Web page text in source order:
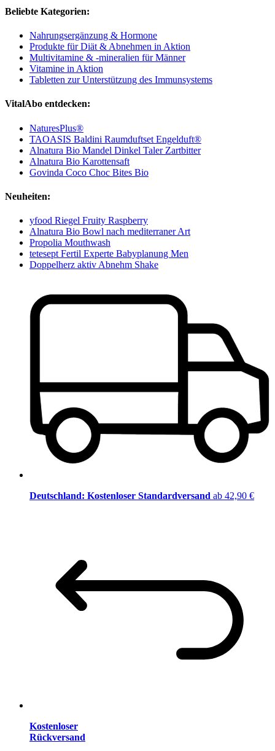
Beliebte Kategorien:
Nahrungsergänzung & Hormone
Produkte für Diät & Abnehmen in Aktion
Multivitamine & -mineralien für Männer
Vitamine in Aktion
Tabletten zur Unterstützung des Immunsystems
VitalAbo entdecken:
NaturesPlus®
TAOASIS Baldini Raumduftset Engelduft®
Alnatura Bio Mandel Dinkel Taler Zartbitter
Alnatura Bio Karottensaft
Govinda Coco Choc Bites Bio
Neuheiten:
yfood Riegel Fruity Raspberry
Alnatura Bio Bowl nach mediterraner Art
Propolia Mouthwash
tetesept Fertil Experte Babyplanung Men
Doppelherz aktiv Abnehm Shake
Deutschland: Kostenloser Standardversand ab 42,90 €
Kostenloser
Rückversand